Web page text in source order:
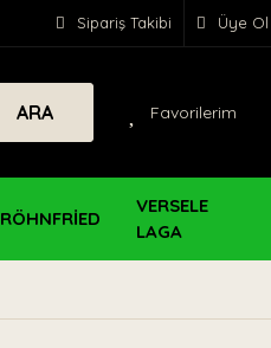
Sipariş Takibi Üye Ol
ARA Favorilerim
RÖHNFRİED
VERSELE
LAGA